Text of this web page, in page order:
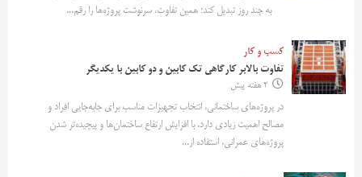
به چند روز تبدیل کند؛ همین تفاوت، سرنوشت پروژه‌ها را رقم...
کسب و کار
تفاوت بالابر کارگاهی تک کابین و دو کابین با یکدیگر
2 هفته پیش
در پروژه‌های ساختمانی، انتخاب تجهیزات مناسب برای جابه‌جایی افراد و
مصالح اهمیت زیادی دارد. با افزایش ارتفاع ساختمان‌ها و پیچیده‌تر شدن
پروژه‌های عمرانی، استفاده از...